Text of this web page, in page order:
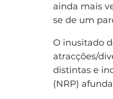
ainda mais
se de um
O inusitado
atracções/
distintas e
(NRP)